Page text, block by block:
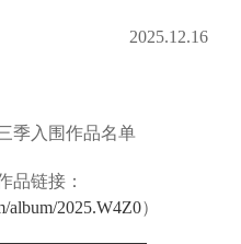
2025.12.16
季入围作品名单
品链接：
album/2025.W4Z0）